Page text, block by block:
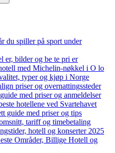
du spiller på sport under
er, bilder og be te pri er
med Michelin-nøkkel i O lo
typer og kjøp i Norge
priser og overnattingssteder
med priser og anmeldelser
hotellene ved Svartehavet
guide med priser og tips
tariff og timebetaling
hotell og konserter 2025
Områder, Billige Hotell og